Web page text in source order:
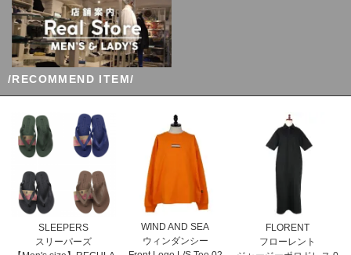
/RECOMMEND ITEM/
SLEEPERS
スリーパーズ
WIND AND SEA
ウィンダンシー
FLORENT
フローレント